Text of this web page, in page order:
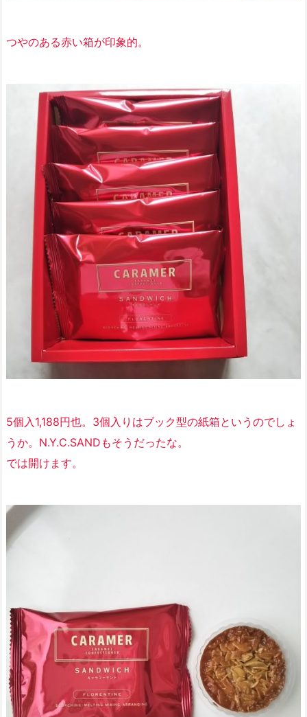
つやのある赤い箱が印象的。
5個入1,188円也。3個入りはブック型の紙箱というのでしょ
うか。N.Y.C.SANDもそうだったな。
では開けます。